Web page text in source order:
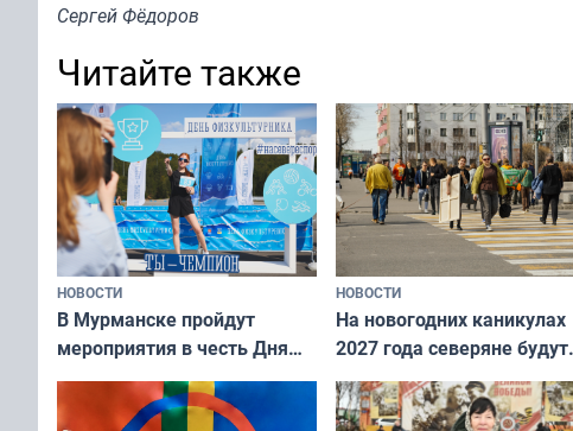
Сергей Фёдоров
Читайте также
НОВОСТИ
В Мурманске пройдут
мероприятия в честь Дня
физкультурника
НОВОСТИ
На новогодних каникулах
2027 года северяне будут
отдыхать 11 дней